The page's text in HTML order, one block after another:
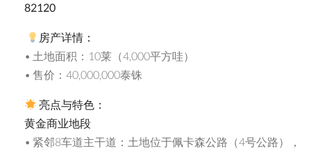
82120
房产详情：
• 土地面积：10莱（4,000平方哇）
• 售价：40,000,000泰铢
亮点与特色：
黄金商业地段
• 紧邻8车道主干道：土地位于佩卡森公路（4号公路），